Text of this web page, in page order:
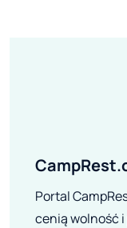
Portal
cenią wolność i